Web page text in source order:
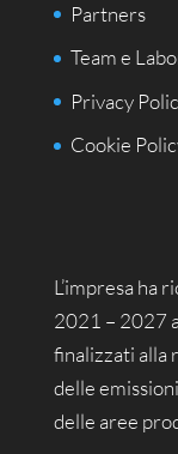
Partners
Team e
Privacy
Cookie
L’impresa ha
2021 – 2027
finalizzati alla
delle
delle aree